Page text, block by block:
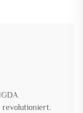
revolutioniert.